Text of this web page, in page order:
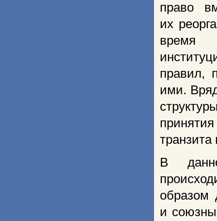
право
их
время
правил,
ими.
В
образом
и